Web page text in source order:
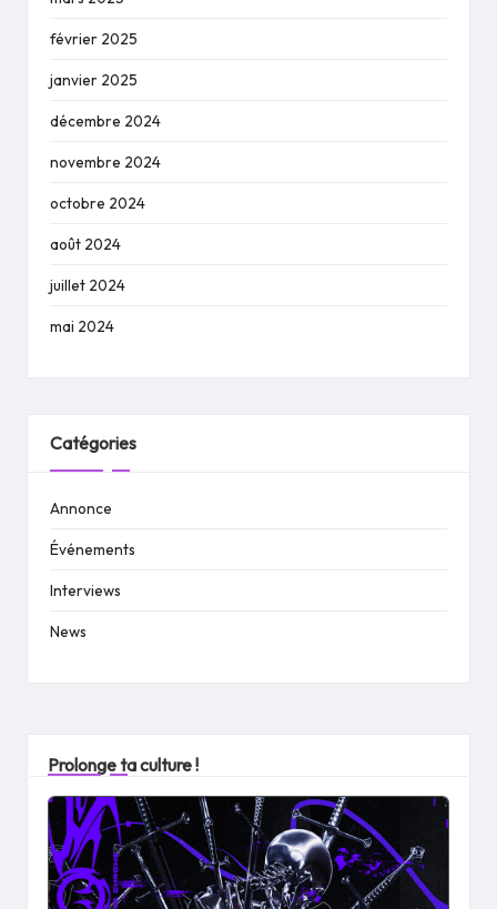
février 2025
janvier 2025
décembre 2024
novembre 2024
octobre 2024
août 2024
juillet 2024
mai 2024
Catégories
Annonce
Événements
Interviews
News
Prolonge ta culture !